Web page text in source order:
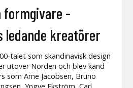
formgivare -
ledande kreatörer
talet som skandinavisk design
utöver Norden och blev känd
som Arne Jacobsen, Bruno